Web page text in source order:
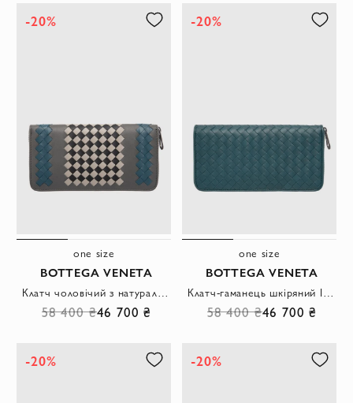
-20%
one size
BOTTEGA VENETA
Клатч чоловічий з натуральної шкіри сірий
58 400 ₴46 700 ₴
-20%
one size
BOTTEGA VENETA
Клатч-гаманець шкіряний Intrecciato Piccolo зелений на блискавці
58 400 ₴46 700 ₴
-20% -20%